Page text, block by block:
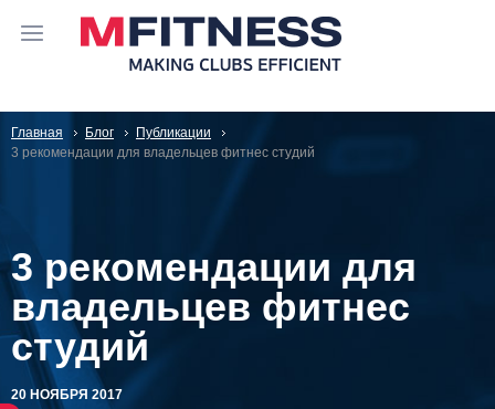
Главная Блог
Публикации
3 рекомендации для владельцев фитнес студий
3 рекомендации для
владельцев фитнес
студий
20 НОЯБРЯ 2017